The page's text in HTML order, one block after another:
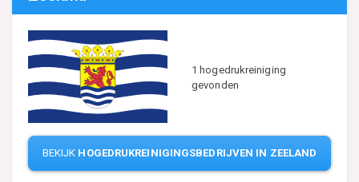
1 hogedrukreiniging
gevonden
BEKIJK HOGEDRUKREINIGINGSBEDRIJVEN IN ZEELAND